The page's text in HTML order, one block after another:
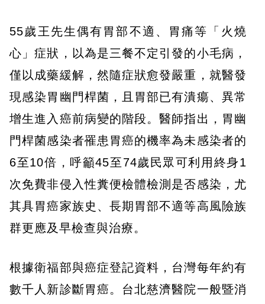
55歲王先生偶有胃部不適、胃痛等「火燒
心」症狀，以為是三餐不定引發的小毛病，
僅以成藥緩解，然隨症狀愈發嚴重，就醫發
現感染胃幽門桿菌，且胃部已有潰瘍、異常
增生進入癌前病變的階段。醫師指出，胃幽
門桿菌感染者罹患胃癌的機率為未感染者的
6至10倍，呼籲45至74歲民眾可利用終身1
次免費非侵入性糞便檢體檢測是否感染，尤
其具胃癌家族史、長期胃部不適等高風險族
群更應及早檢查與治療。
根據衛福部與癌症登記資料，台灣每年約有
數千人新診斷胃癌。台北慈濟醫院一般暨消